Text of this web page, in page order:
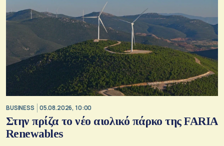
BUSINESS 05.08.2026, 10:00
Στην πρίζα το νέο αιολικό πάρκο της FARIA
Renewables